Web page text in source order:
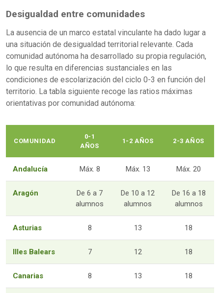
Desigualdad entre comunidades
La ausencia de un marco estatal vinculante ha dado lugar a
una situación de desigualdad territorial relevante. Cada
comunidad autónoma ha desarrollado su propia regulación,
lo que resulta en diferencias sustanciales en las
condiciones de escolarización del ciclo 0-3 en función del
territorio. La tabla siguiente recoge las ratios máximas
orientativas por comunidad autónoma:
COMUNIDAD
0-1
AÑOS
1-2 AÑOS 2-3 AÑOS
Andalucía Máx. 8 Máx. 13 Máx. 20
Aragón
De 6 a 7
alumnos
De 10 a 12
alumnos
De 16 a 18
alumnos
Asturias 8 13 18
Illes Balears 7 12 18
Canarias 8 13 18